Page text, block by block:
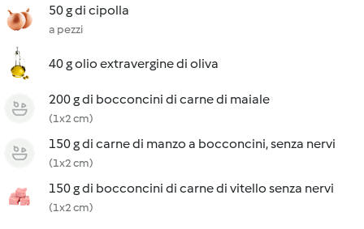
50 g di cipolla
a pezzi
40 g olio extravergine di oliva
200 g di bocconcini di carne di maiale
(1x2 cm)
150 g di carne di manzo a bocconcini, senza nervi
(1x2 cm)
150 g di bocconcini di carne di vitello senza nervi
(1x2 cm)